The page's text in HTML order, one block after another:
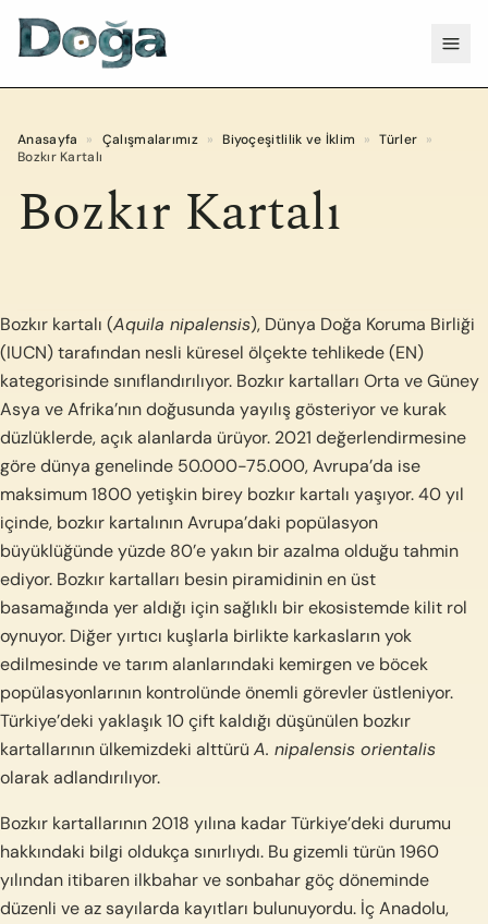
Anasayfa » Çalışmalarımız » Biyoçeşitlilik ve İklim » Türler »
Bozkır Kartalı
Bozkır Kartalı
Bozkır kartalı (Aquila nipalensis), Dünya Doğa Koruma Birliği
(IUCN) tarafından nesli küresel ölçekte tehlikede (EN)
kategorisinde sınıflandırılıyor. Bozkır kartalları Orta ve Güney
Asya ve Afrika’nın doğusunda yayılış gösteriyor ve kurak
düzlüklerde, açık alanlarda ürüyor. 2021 değerlendirmesine
göre dünya genelinde 50.000-75.000, Avrupa’da ise
maksimum 1800 yetişkin birey bozkır kartalı yaşıyor. 40 yıl
içinde, bozkır kartalının Avrupa’daki popülasyon
büyüklüğünde yüzde 80’e yakın bir azalma olduğu tahmin
ediyor. Bozkır kartalları besin piramidinin en üst
basamağında yer aldığı için sağlıklı bir ekosistemde kilit rol
oynuyor. Diğer yırtıcı kuşlarla birlikte karkasların yok
edilmesinde ve tarım alanlarındaki kemirgen ve böcek
popülasyonlarının kontrolünde önemli görevler üstleniyor.
Türkiye’deki yaklaşık 10 çift kaldığı düşünülen bozkır
kartallarının ülkemizdeki alttürü A. nipalensis orientalis
olarak adlandırılıyor.
Bozkır kartallarının 2018 yılına kadar Türkiye’deki durumu
hakkındaki bilgi oldukça sınırlıydı. Bu gizemli türün 1960
yılından itibaren ilkbahar ve sonbahar göç döneminde
düzenli ve az sayılarda kayıtları bulunuyordu. İç Anadolu,